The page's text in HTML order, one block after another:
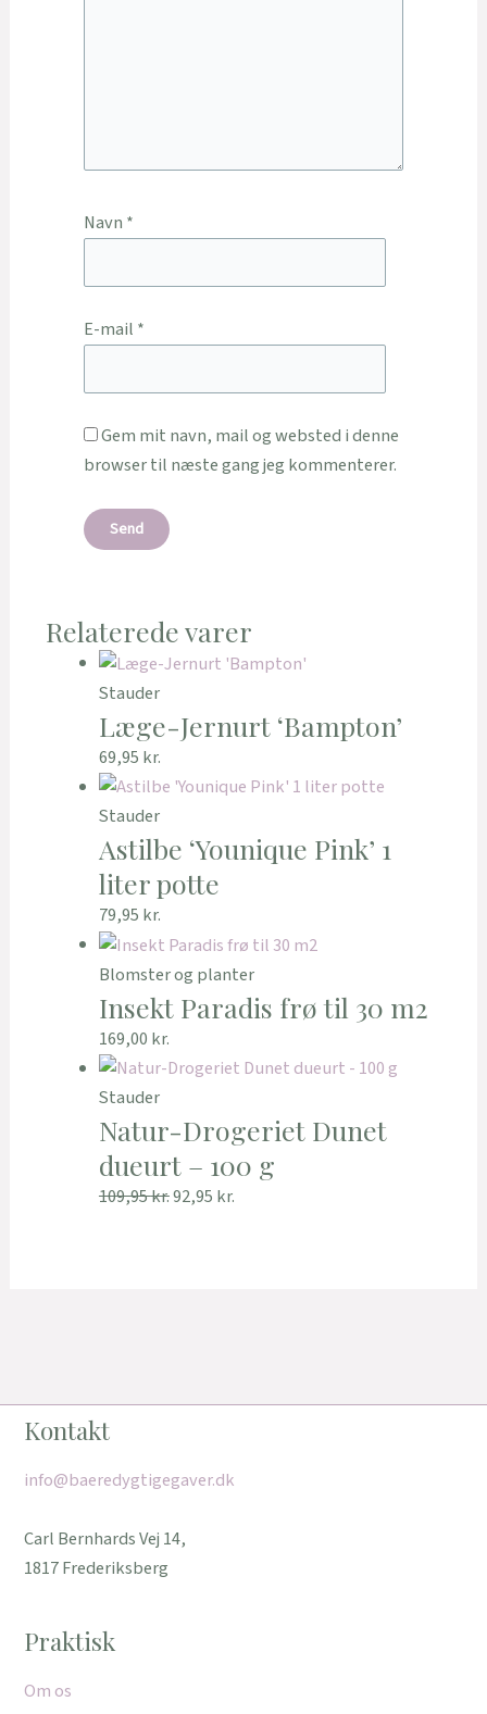
Navn *
E-mail *
Gem mit navn, mail og websted i denne
browser til næste gang jeg kommenterer.
Relaterede varer
Stauder
Læge-Jernurt ‘Bampton’
69,95 kr.
Stauder
Astilbe ‘Younique Pink’ 1
liter potte
79,95 kr.
Blomster og planter
Insekt Paradis frø til 30 m2
169,00 kr.
Stauder
Natur-Drogeriet Dunet
dueurt – 100 g
109,95kr.92,95 kr.
Kontakt
info@baeredygtigegaver.dk
Carl Bernhards Vej 14,
1817 Frederiksberg
Praktisk
Om os